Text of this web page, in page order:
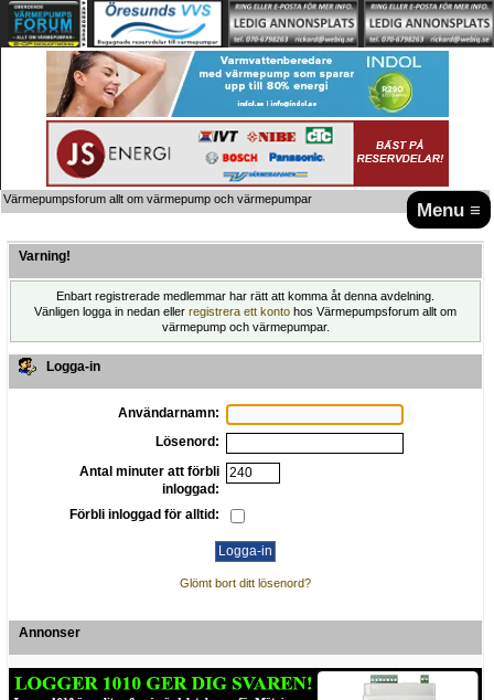
Menu ≡
Värmepumpsforum allt om värmepump och värmepumpar
Varning!
Enbart registrerade medlemmar har rätt att komma åt denna avdelning.
Vänligen logga in nedan eller registrera ett konto hos Värmepumpsforum allt om
värmepump och värmepumpar.
Logga-in
Användarnamn:
Lösenord:
Antal minuter att förbli
inloggad:
Förbli inloggad för alltid:
Glömt bort ditt lösenord?
Annonser